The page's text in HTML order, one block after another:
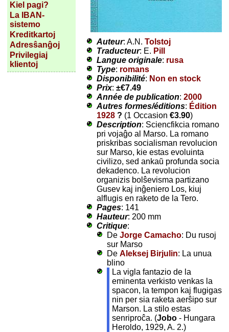
Kiel pagi?
La IBAN-
sistemo
Kreditkartoj
Adresŝanĝoj
Privilegiaj
klientoj
Auteur: A.N. Tolstoj
Traducteur: E. Pill
Langue originale: rusa
Type: romans
Disponibilité: Non en stock
Prix: ±€7.49
Année de publication: 2000
Autres formes/éditions: Édition
1928 ? (1 Occasion €3.90)
Description: Sciencfikcia romano
pri vojaĝo al Marso. La romano
priskribas socialisman revolucion
sur Marso, kie estas evoluinta
civilizo, sed ankaŭ profunda socia
dekadenco. La revolucion
organizis bolŝevisma partizano
Gusev kaj inĝeniero Los, kiuj
alflugis en raketo de la Tero.
Pages: 141
Hauteur: 200 mm
Critique:
De Jorge Camacho: Du rusoj
sur Marso
De Aleksej Birjulin: La unua
blino
La vigla fantazio de la
eminenta verkisto venkas la
spacon, la tempon kaj flugigas
nin per sia raketa aerŝipo sur
Marson. La stilo estas
senriproĉa. (Jobo- Hungara
Heroldo, 1929, A. 2.)